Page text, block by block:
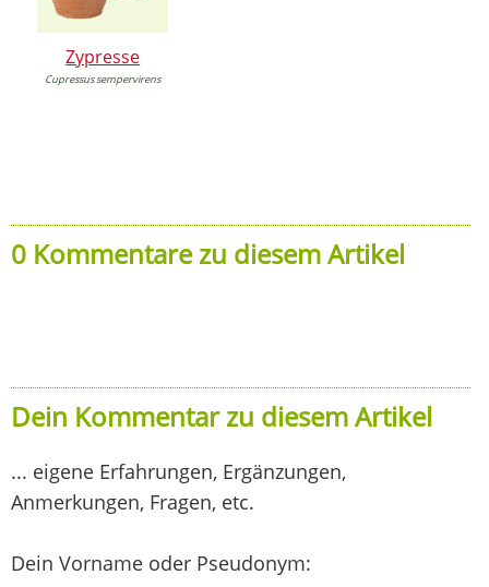
Zypresse
Cupressus sempervirens
0 Kommentare zu diesem Artikel
Dein Kommentar zu diesem Artikel
... eigene Erfahrungen, Ergänzungen,
Anmerkungen, Fragen, etc.
Dein Vorname oder Pseudonym: